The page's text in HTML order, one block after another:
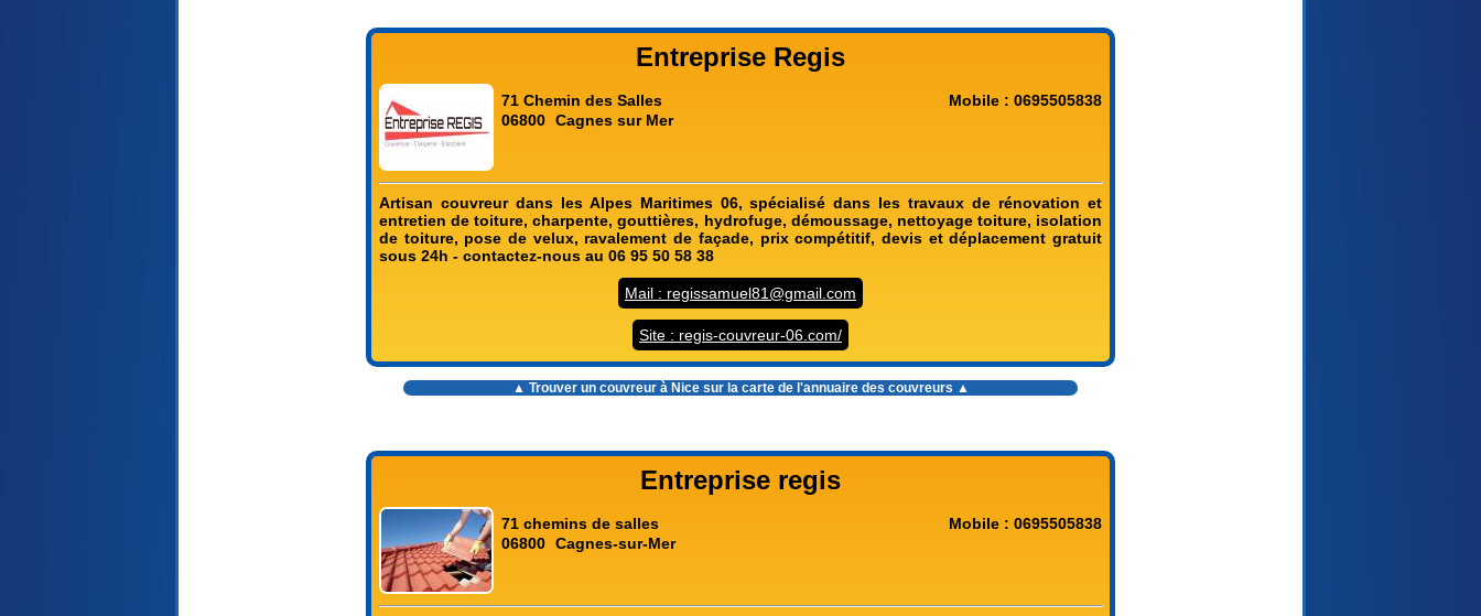
Entreprise Regis
71 Chemin des Salles
06800 Cagnes sur Mer
Mobile : 0695505838
Artisan couvreur dans les Alpes Maritimes 06, spécialisé dans les travaux de rénovation et
entretien de toiture, charpente, gouttières, hydrofuge, démoussage, nettoyage toiture, isolation
de toiture, pose de velux, ravalement de façade, prix compétitif, devis et déplacement gratuit
sous 24h - contactez-nous au 06 95 50 58 38
Mail : regissamuel81@gmail.com
Site : regis-couvreur-06.com/
▲ Trouver un couvreur à Nicesur la carte de l'annuaire des couvreurs ▲
Entreprise regis
71 chemins de salles
06800 Cagnes-sur-Mer
Mobile : 0695505838